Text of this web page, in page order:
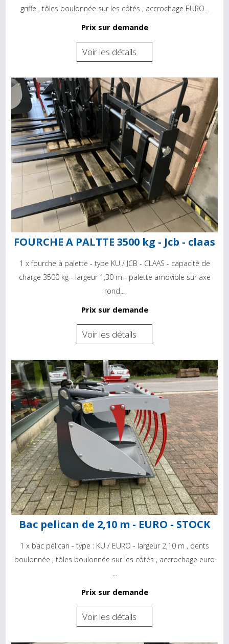
griffe , tôles boulonnée sur les côtés , accrochage EURO...
Prix sur demande
Voir les détails
FOURCHE A PALTTE 3500 kg - Jcb - claas
1 x fourche à palette - type KU / JCB - CLAAS - capacité de
charge 3500 kg - largeur 1,30 m - palette amovible sur axe
rond...
Prix sur demande
Voir les détails
Bac pelican de 2,10 m - EURO - STOCK
1 x bac pélican - type : KU / EURO - largeur 2,10 m , dents
boulonnée , tôles boulonnée sur les côtés , accrochage euro
...
Prix sur demande
Voir les détails